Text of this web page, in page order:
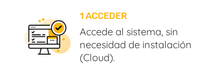
1 ACCEDER
Accede al sistema, sin
necesidad de instalación
(Cloud).